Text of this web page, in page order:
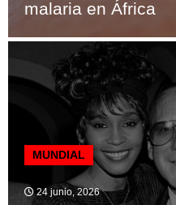
malaria en África
MUNDIAL
24 junio, 2026